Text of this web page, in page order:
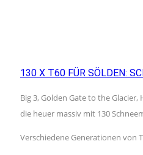
130 X T60 FÜR SÖLDEN:
Big 3, Golden Gate to the
die heuer massiv mit 130
Verschiedene Generationen von